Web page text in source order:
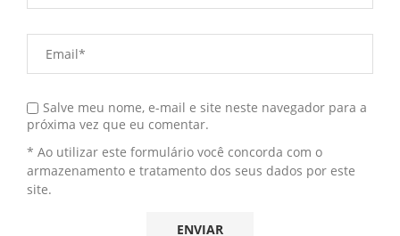
Salve meu nome, e-mail e site neste navegador para a
próxima vez que eu comentar.
* Ao utilizar este formulário você concorda com o
armazenamento e tratamento dos seus dados por este
site.